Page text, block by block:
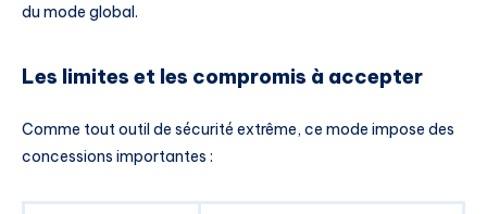
du mode global.
Les limites et les compromis à accepter
Comme tout outil de sécurité extrême, ce mode impose des
concessions importantes :